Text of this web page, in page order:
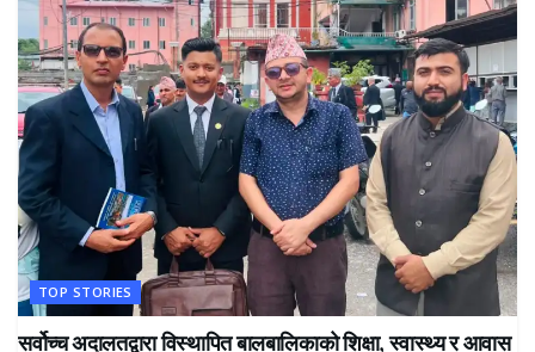
TOP STORIES
सर्वोच्च अदालतद्वारा विस्थापित बालबालिकाको शिक्षा, स्वास्थ्य र आवास